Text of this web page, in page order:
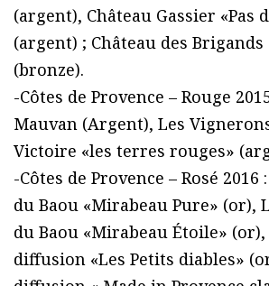
(argent), Château Gassier «Pas
(argent) ; Château des Brigands
(bronze).
-Côtes de Provence – Rouge
Mauvan (Argent), Les
Victoire «les terres rouges»
-Côtes de Provence – Rosé
du Baou «Mirabeau Pure» (or),
du Baou «Mirabeau Étoile»
diffusion «Les Petits diables»